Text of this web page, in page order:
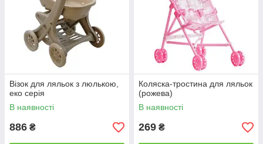
Візок для ляльок з люлькою,
еко серія
В наявності
886 ₴
Коляска-тростина для ляльок
(рожева)
В наявності
269 ₴